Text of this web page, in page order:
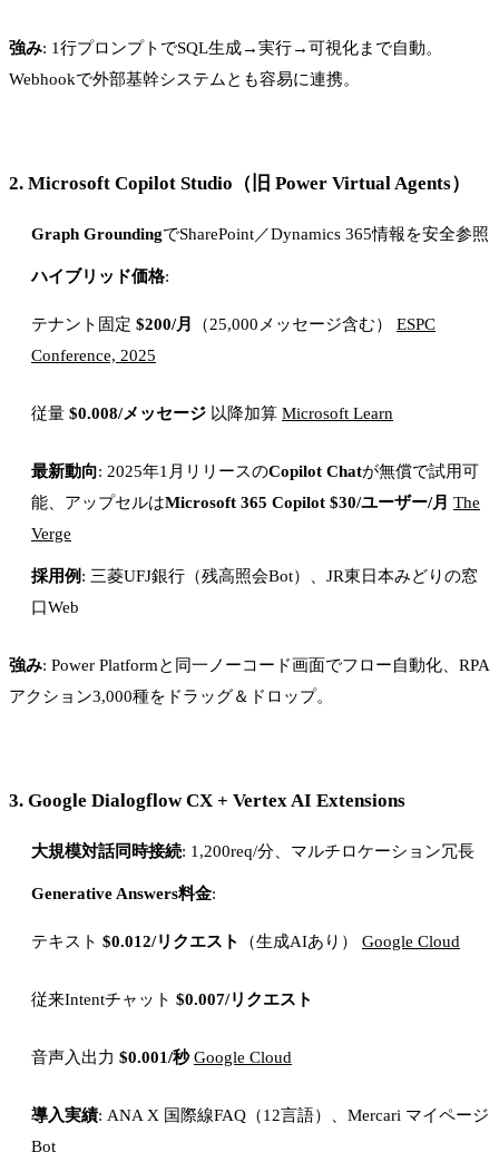
強み: 1行プロンプトでSQL生成→実行→可視化まで自動。
Webhookで外部基幹システムとも容易に連携。
2. Microsoft Copilot Studio（旧 Power Virtual Agents）
Graph GroundingでSharePoint／Dynamics 365情報を安全参照
ハイブリッド価格:
テナント固定 $200/月 （25,000メッセージ含む） ESPC
Conference, 2025
従量 $0.008/メッセージ 以降加算 Microsoft Learn
最新動向: 2025年1月リリースのCopilot Chatが無償で試用可
能、アップセルはMicrosoft 365 Copilot $30/ユーザー/月 The
Verge
採用例: 三菱UFJ銀行（残高照会Bot）、JR東日本みどりの窓
口Web
強み: Power Platformと同一ノーコード画面でフロー自動化、RPA
アクション3,000種をドラッグ＆ドロップ。
3. Google Dialogflow CX + Vertex AI Extensions
大規模対話同時接続: 1,200req/分、マルチロケーション冗長
Generative Answers料金:
テキスト $0.012/リクエスト （生成AIあり） Google Cloud
従来Intentチャット $0.007/リクエスト
音声入出力 $0.001/秒 Google Cloud
導入実績: ANA X 国際線FAQ（12言語）、Mercari マイページ
Bot